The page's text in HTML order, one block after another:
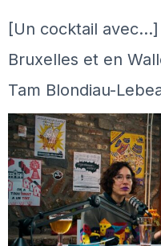
[Un cocktail
Bruxelles et en
Tam Blondiau-